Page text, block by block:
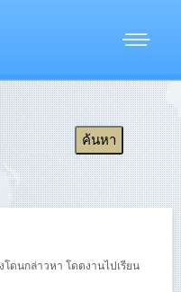
โดนกล่าวหา โดดงานไปเรียน